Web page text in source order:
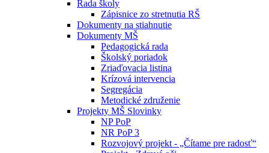
Rada školy
Zápisnice zo stretnutia RŠ
Dokumenty na stiahnutie
Dokumenty MŠ
Pedagogická rada
Školský poriadok
Zriaďovacia listina
Krízová intervencia
Segregácia
Metodické združenie
Projekty MŠ Slovinky
NP PoP
NR PoP 3
Rozvojový projekt - „Čítame pre radosť“